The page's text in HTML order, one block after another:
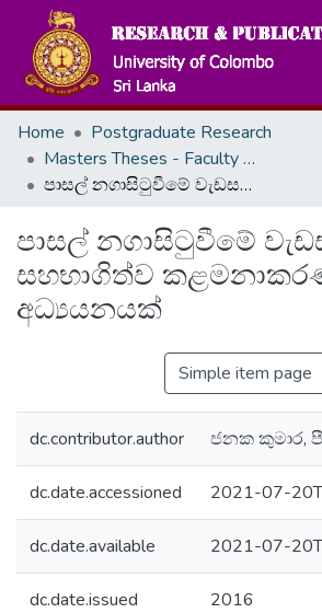
Home
Postgraduate Research
Masters Theses - Faculty of Education
පාසල් නගාසිටුවීමේ වැඩසටහන තුළ සහභාගිත්ව කළමනාකරණය පිළිබද අධ්‍යයනයක්
පාසල් නගාසිටුවීමේ
සහභාගිත්ව
අධ්‍යයනයක්
Simple item page
dc.contributor.author ජනක කුමාර,
dc.date.accessioned 2021-07-
dc.date.available 2021-07-
dc.date.issued 2016